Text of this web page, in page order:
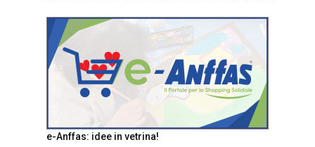
e-Anffas: idee in vetrina!